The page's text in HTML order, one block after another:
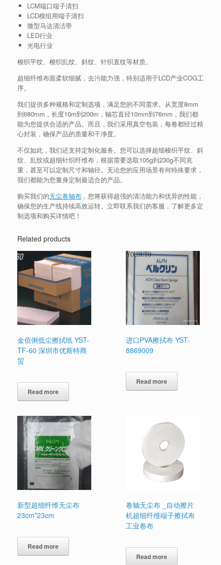
LCM端口端子清扫
LCD模组用端子清扫
微型马达清洁带
LED行业
光电行业
梭织平纹、梭织乱纹、斜纹、针织直纹等材质。
超细纤维布面柔软细腻，去污能力强，特别适用于LCD产业COG工
序。
我们提供多种规格和定制选项，满足您的不同需求。从宽度8mm
到680mm，长度10m到200m，轴芯直径10mm到76mm，我们都
能为您提供合适的产品。而且，我们采用真空包装，每卷都经过精
心封装，确保产品的质量和干净度。
不仅如此，我们还支持定制化服务。您可以选择超细梭织平纹、斜
纹、乱纹或超细针织纤维布，根据需要选取105g到230g不同克
重，甚至可以定制尺寸和轴径。无论您的应用场景有何特殊要求，
我们都能为您量身定制最适合的产品。
购买我们的无尘卷轴布 ，您将获得超强的清洁能力和优异的性能，
确保您的生产线持续高效运转。立即联系我们的客服，了解更多定
制选项和购买详情吧！
Related products
金佰俐低尘擦拭纸 YST-
TF-60 深圳市优斯特商
贸
Read more
进口PVA擦拭布 YST-
8869009
Read more
新型超细纤维无尘布
23cm*23cm
Read more
卷轴无尘布 _自动擦片
机超细纤维端子擦拭布
工业卷布
Read more